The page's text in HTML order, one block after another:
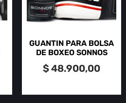
GUANTIN PARA BOLSA
DE BOXEO SONNOS
$48.900,00